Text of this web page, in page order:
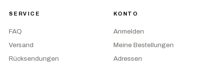
SERVICE
FAQ
Versand
Rücksendungen
KONTO
Anmelden
Meine Bestellungen
Adressen